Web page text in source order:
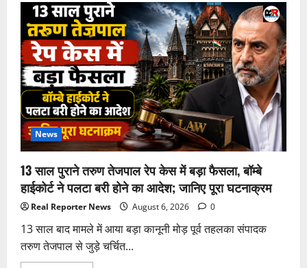
सड़क
हादसे
में
अतीक
अहमद
के
बेटे
अबान
अहमद
की
मौत,
भाई
अली
से
मिलने
जा
थे;
दो
की
जान
News
13 साल पुराने तरुण तेजपाल रेप केस में बड़ा फैसला, बॉम्बे
हाईकोर्ट ने पलटा बरी होने का आदेश; जानिए पूरा घटनाक्रम
Real Reporter News August 6, 2026 0
13 साल बाद मामले में आया बड़ा कानूनी मोड़ पूर्व तहलका संपादक
तरुण तेजपाल से जुड़े चर्चित...